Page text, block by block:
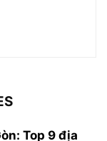
Top 9 địa